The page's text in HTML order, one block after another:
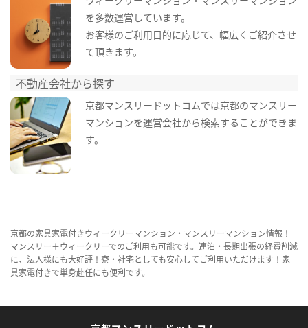
を多数運営しています。
お客様のご利用目的に応じて、幅広くご紹介させ
て頂きます。
不動産会社から探す
京都マンスリードットコムでは京都のマンスリー
マンションを運営会社から検索することができま
す。
京都の家具家電付きウィークリーマンション・マンスリーマンション情報！
マンスリー＋ウィークリーでのご利用も可能です。連泊・長期出張の経費削減
に、法人様にも大好評！寮・社宅としても安心してご利用いただけます！家
具家電付きで単身赴任にも便利です。